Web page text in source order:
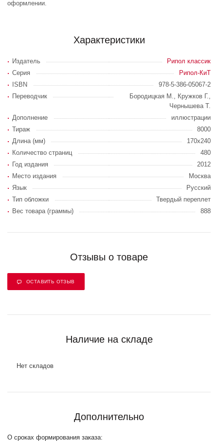
оформлении.
Характеристики
Издатель
Рипол классик
Серия
Рипол-КиТ
ISBN
978-5-386-05067-2
Переводчик
Бородицкая М., Кружков Г.,
Чернышева Т.
Дополнение
иллюстрации
Тираж
8000
Длина (мм)
170х240
Количество страниц
480
Год издания
2012
Место издания
Москва
Язык
Русский
Тип обложки
Твердый переплет
Вес товара (граммы)
888
Отзывы о товаре
ОСТАВИТЬ ОТЗЫВ
Наличие на складе
Нет складов
Дополнительно
О сроках формирования заказа: